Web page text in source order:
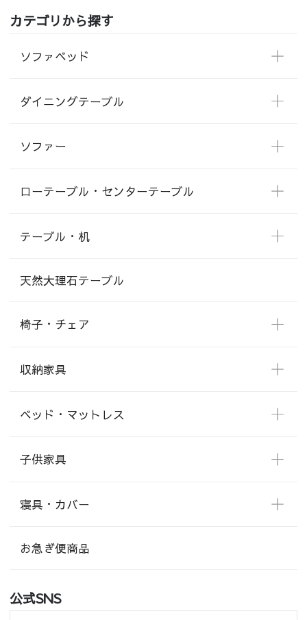
カテゴリから探す
ソファベッド
ダイニングテーブル
ソファー
ローテーブル・センターテーブル
テーブル・机
天然大理石テーブル
椅子・チェア
収納家具
ベッド・マットレス
子供家具
寝具・カバー
お急ぎ便商品
公式SNS